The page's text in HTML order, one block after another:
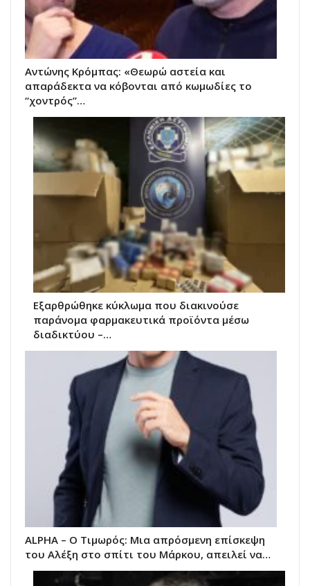
Αντώνης Κρόμπας: «Θεωρώ αστεία και
απαράδεκτα να κόβονται από κωμωδίες το
“χοντρός”…
Εξαρθρώθηκε κύκλωμα που διακινούσε
παράνομα φαρμακευτικά προϊόντα μέσω
διαδικτύου –…
ALPHA – Ο Τιμωρός: Μια απρόσμενη επίσκεψη
του Αλέξη στο σπίτι του Μάρκου, απειλεί να…